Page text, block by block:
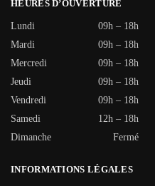
HEURES D’OUVERTURE
Lundi
09h – 18h
Mardi
09h – 18h
Mercredi
09h – 18h
Jeudi
09h – 18h
Vendredi
09h – 18h
Samedi
12h – 18h
Dimanche
Fermé
INFORMATIONS LÉGALES